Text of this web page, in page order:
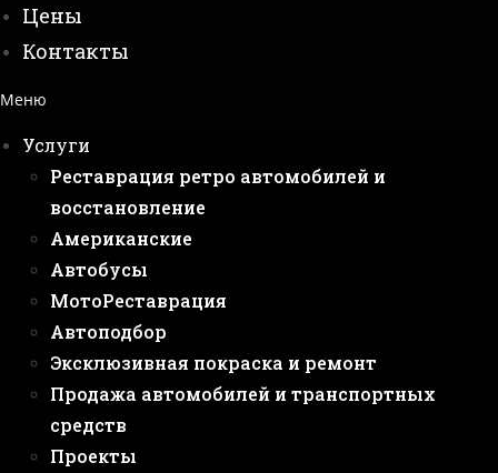
Цены
Контакты
Меню
Услуги
Реставрация ретро автомобилей и
восстановление
Американские
Автобусы
МотоРеставрация
Автоподбор
Эксклюзивная покраска и ремонт
Продажа автомобилей и транспортных
средств
Проекты